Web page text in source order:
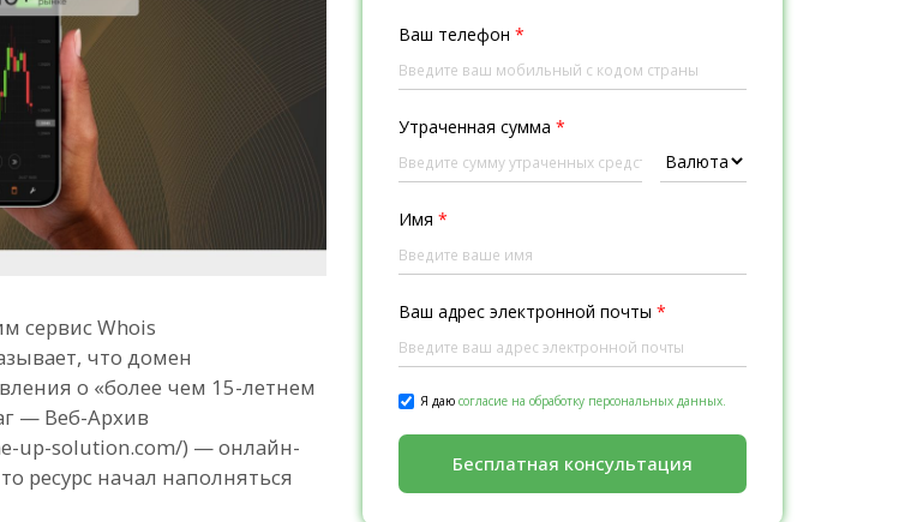
сервис Whois
что домен
о «более чем 15-летнем
— Веб-Архив
up-solution.com/) — онлайн-
ресурс начал наполняться
Ваш телефон *
Утраченная сумма *
Имя *
Ваш адрес электронной почты *
Я даю согласие на обработку персональных данных.
Бесплатная консультация